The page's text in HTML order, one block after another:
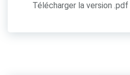
Télécharger la version .pdf